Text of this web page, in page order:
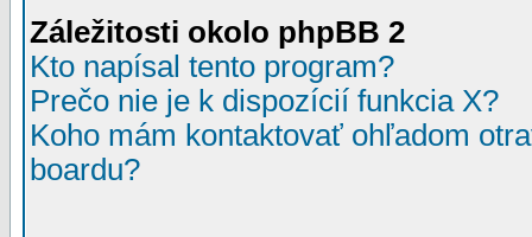
Záležitosti okolo phpBB 2
Kto napísal tento program?
Prečo nie je k dispozícií funkcia X?
Koho mám kontaktovať ohľadom
boardu?